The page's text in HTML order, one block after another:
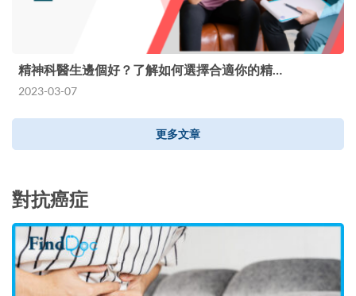
精神科醫生邊個好？了解如何選擇合適你的精…
2023-03-07
更多文章
對抗癌症